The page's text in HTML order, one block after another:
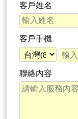
客戶姓名
客戶手機
聯絡內容